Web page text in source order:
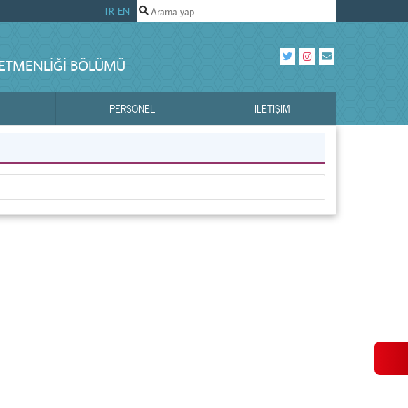
TR EN
BÖLÜMÜ
PERSONEL İLETIŞIM